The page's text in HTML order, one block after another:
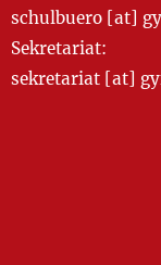
schulbuero [at]
Sekretariat:
sekretariat [at]